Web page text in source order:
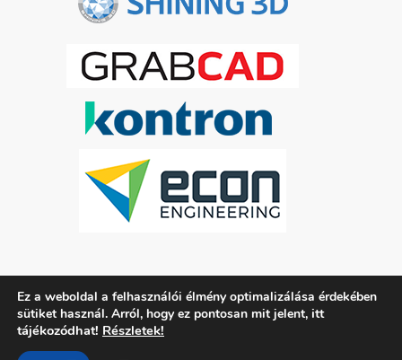
ADATKEZELÉSI TÁJÉKOZTATÓ
Ez a weboldal a felhasználói élmény optimalizálása érdekében
sütiket használ. Arról, hogy ez pontosan mit jelent, itt
tájékozódhat! Részletek!